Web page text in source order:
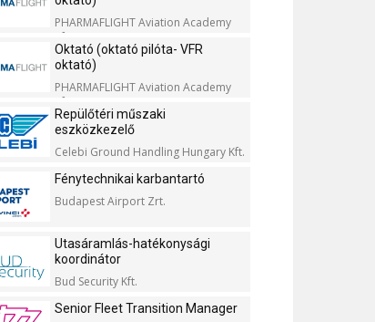
PHARMAFLIGHT Aviation Academy
Kft.
Oktató (oktató pilóta- VFR
oktató)
PHARMAFLIGHT Aviation Academy
Kft.
Repülőtéri műszaki
eszközkezelő
Celebi Ground Handling Hungary Kft.
Fénytechnikai karbantartó
Budapest Airport Zrt.
Utasáramlás-hatékonysági
koordinátor
Bud Security Kft.
Senior Fleet Transition Manager